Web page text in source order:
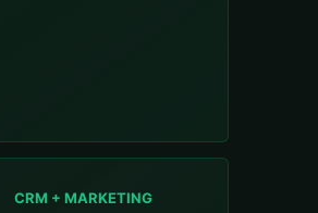
CRM + MARKETING